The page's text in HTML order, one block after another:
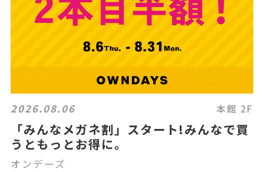
2026.08.06 本館 2F
「みんなメガネ割」スタート!みんなで買
うともっとお得に。
オンデーズ